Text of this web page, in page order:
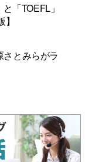
「TOEFL」
とみらがラ